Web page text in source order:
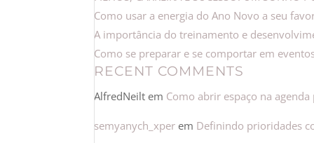
Como usar a energia do Ano Novo a seu
A importância do treinamento e
Como se preparar e se comportar em
RECENT COMMENTS
AlfredNeilt em Como abrir espaço na
semyanych_xper em Definindo prioridades